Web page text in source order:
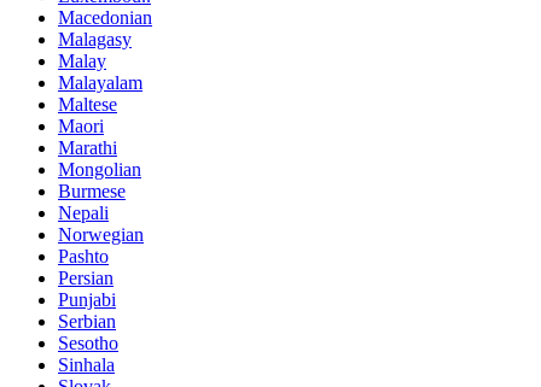
Macedonian
Malagasy
Malay
Malayalam
Maltese
Maori
Marathi
Mongolian
Burmese
Nepali
Norwegian
Pashto
Persian
Punjabi
Serbian
Sesotho
Sinhala